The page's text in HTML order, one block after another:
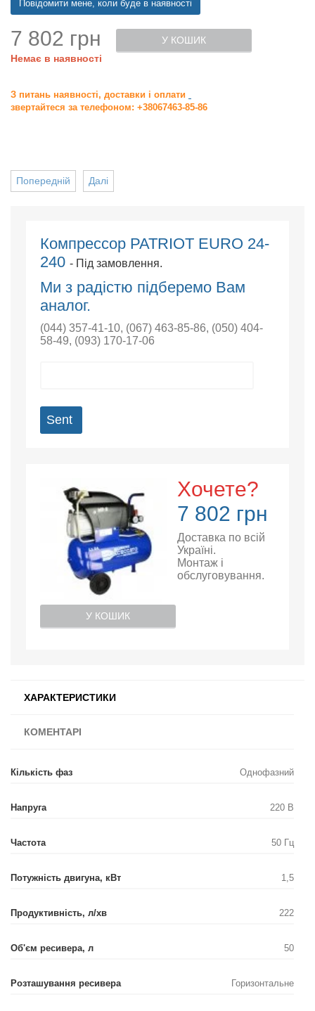
Повідомити мене, коли буде в наявності
7 802 грн
Немає в наявності
У КОШИК
З питань наявності, доставки і оплати
звертайтеся за телефоном: +38067463-85-86
Далі
Попередній
Компрессор PATRIOT EURO 24-
240 - Під замовлення.
Ми з радістю підберемо Вам
аналог.
(044) 357-41-10, (067) 463-85-86, (050) 404-
58-49, (093) 170-17-06
Sent
Хочете?
7 802 грн
Доставка по всій
Україні.
Монтаж і
обслуговування.
У КОШИК
ХАРАКТЕРИСТИКИ
КОМЕНТАРІ
Кількість фаз Однофазний
Напруга 220 В
Частота 50 Гц
Потужність двигуна, кВт 1,5
Продуктивність, л/хв 222
Об'єм ресивера, л 50
Розташування ресивера Горизонтальне